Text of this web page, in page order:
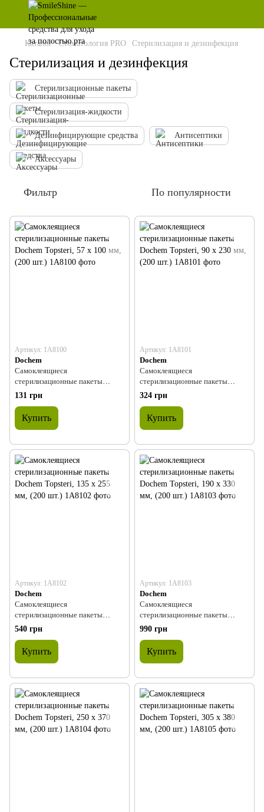
Каталог Стоматология PRO Стерилизация и дезинфекция
Стерилизация и дезинфекция
Стерилизационные пакеты
Стерилизация-жидкости
Дезинфицирующие средства Антисептики
Аксессуары
Фильтр По популярности
Артикул: 1A8100
Dochem
Самоклеящиеся
стерилизационные пакеты
Dochem Topsteri, 57 x 100 мм,
(200 шт.)
131 грн
Купить
Артикул: 1A8101
Dochem
Самоклеящиеся
стерилизационные пакеты
Dochem Topsteri, 90 x 230 мм,
(200 шт.)
324 грн
Купить
Артикул: 1A8102
Dochem
Самоклеящиеся
стерилизационные пакеты
Dochem Topsteri, 135 x 255 мм,
(200 шт.)
540 грн
Купить
Артикул: 1A8103
Dochem
Самоклеящиеся
стерилизационные пакеты
Dochem Topsteri, 190 x 330 мм,
(200 шт.)
990 грн
Купить